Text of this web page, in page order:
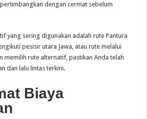
dengan cermat sebelum
yang sering digunakan adalah rute Pantura
pesisir utara Jawa, atau rute melalui
memilih rute alternatif, pastikan Anda telah
dan lalu lintas terkini.
Biaya